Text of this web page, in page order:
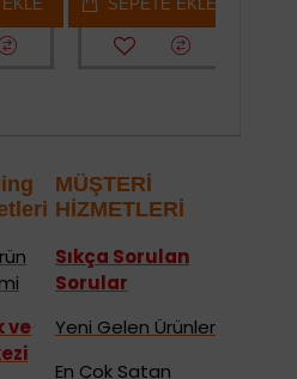
SEPETE EKLE
ve
MÜŞTERİ
HİZMETLERİ
Sıkça Sorulan
Sorular
Yeni Gelen Ürünler
En Çok Satan